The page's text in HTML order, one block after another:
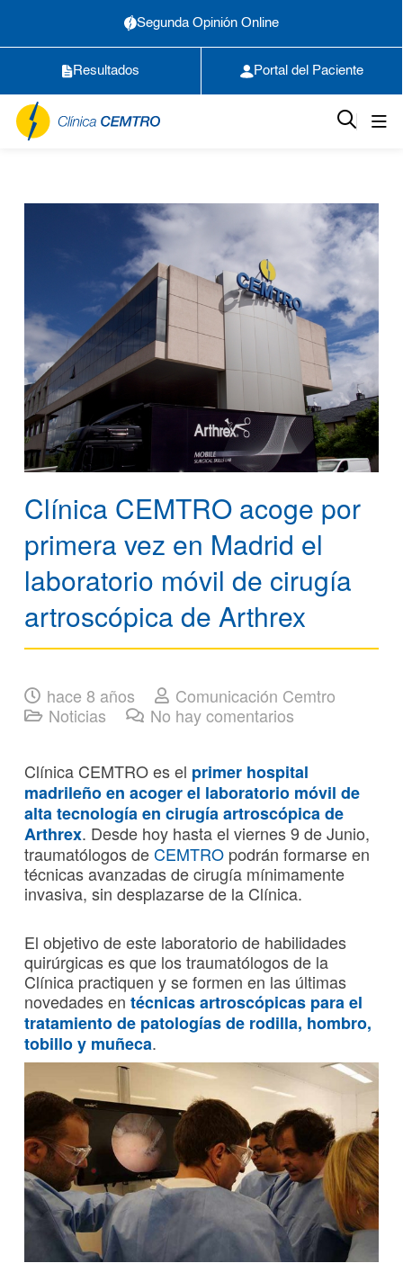
Segunda Opinión Online
Resultados Portal del Paciente
Clínica CEMTRO acoge por
primera vez en Madrid el
laboratorio móvil de cirugía
artroscópica de Arthrex
hace 8 años
Comunicación Cemtro
Noticias
No hay comentarios
Clínica CEMTRO es el primer hospital
madrileño en acoger el laboratorio móvil de
alta tecnología en cirugía artroscópica de
Arthrex. Desde hoy hasta el viernes 9 de Junio,
traumatólogos deCEMTRO podrán formarse en
técnicas avanzadas de cirugía mínimamente
invasiva, sin desplazarse de la Clínica.
El objetivo de este laboratorio de habilidades
quirúrgicas es que los traumatólogos de la
Clínica practiquen y se formen en las últimas
novedades en técnicas artroscópicas para el
tratamiento de patologías de rodilla, hombro,
tobillo y muñeca.